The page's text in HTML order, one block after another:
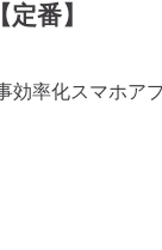
番】
率化スマホア